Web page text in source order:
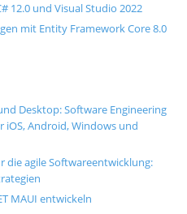
12.0 und Visual Studio 2022
mit Entity Framework Core 8.0
Desktop: Software Engineering
iOS, Android, Windows und
die agile Softwareentwicklung:
MAUI entwickeln